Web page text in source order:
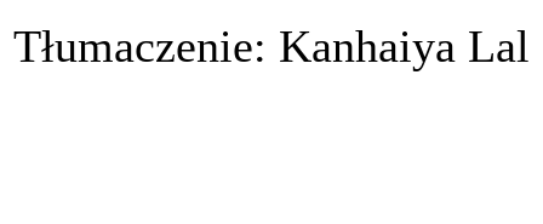
Tłumaczenie: Kanhaiya